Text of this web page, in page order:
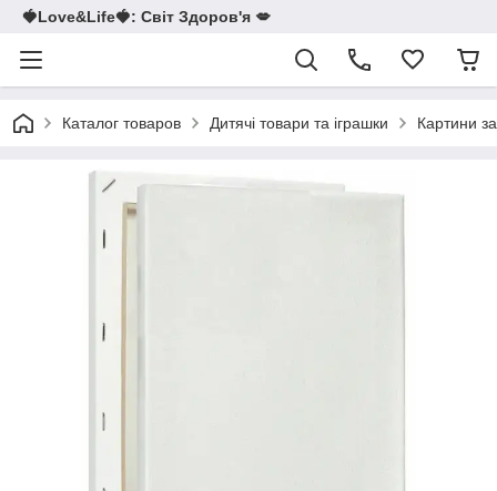
🍓Love&Life🍓: Світ Здоров'я 💋
Каталог товаров Дитячі товари та іграшки Картини